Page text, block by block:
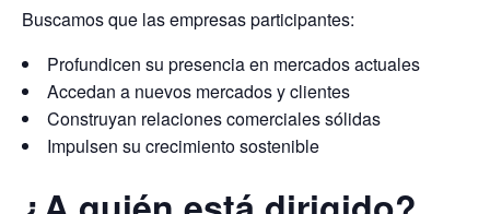
Buscamos que las empresas participantes:
Profundicen su presencia en mercados actuales
Accedan a nuevos mercados y clientes
Construyan relaciones comerciales sólidas
Impulsen su crecimiento sostenible